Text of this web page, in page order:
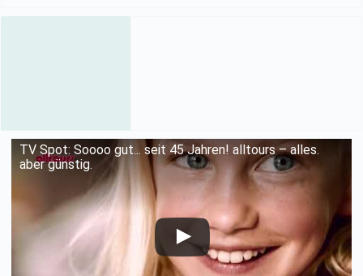
TV Spot: Soooo gut... seit 45 Jahren! alltours – alles.
aber günstig.